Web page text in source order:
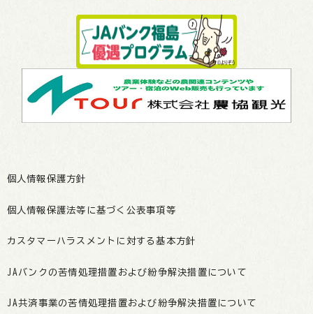
個人情報保護方針
個人情報保護法等に基づく公表事項等
カスタマーハラスメントに対する基本方針
JAバンクの苦情処理措置および紛争解決措置について
JA共済事業の苦情処理措置および紛争解決措置について